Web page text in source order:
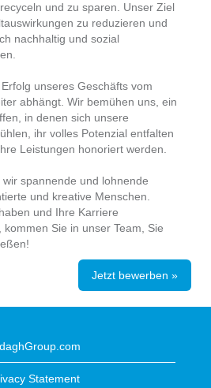
und zu sparen. Unser Ziel
zu reduzieren und
nachhaltig und sozial
unseres Geschäfts vom
abhängt. Wir bemühen uns, ein
in denen sich unsere
ihr volles Potenzial entfalten
Leistungen honoriert werden.
spannende und lohnende
und kreative Menschen.
und Ihre Karriere
Sie in unser Team, Sie
Jetzt bewerben »
Statement